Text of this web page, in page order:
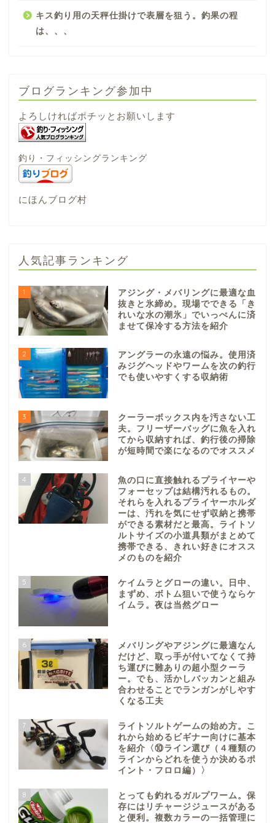
キス釣り用の天秤仕掛けで表層を狙う。釣果の程
は、、、
ブログランキング参加中
よろしければポチッとお願いします
釣り・フィッシングランキング
にほんブログ村
人気記事ランキング
1
アジング・メバリングに最適な血
抜きと氷締め。現場でできる「き
れいな水の潮氷」でいっぺんに済
ませて保冷する方法を紹介
2
アングラーの永遠の悩み。使用済
みジグヘッドやワームを次の釣行
でも使いやすくする収納術
3
クーラーボックス内を汚さない工
夫。フリーザーバッグに魚を入れ
てから収納すれば、釣行後の掃除
が短時間で楽になるのでオススメ
4
魚の口に直接触れるプライヤーや
フォーセップは結構汚れるもの。
それらを入れるプライヤーホルダ
ーは、汚れを気にせず収納と携帯
ができる素材だと最高。ライトソ
ルトサイズの小道具類がまとめて
携帯できる、きれい好きにオスス
メのものを紹介
5
ケイムラとグローの違い。日中、
まずめ、ボトム狙いで使うならケ
イムラ。夜は当然グロー
6
メバリングやアジングに最適なん
だけど、取っ手が付いてなくて持
ち運びに難ありの超小型クーラ
ー。でも、活かしバッカンと組み
合わせることでランガンがしやす
くなる工夫
7
ライトソルトゲームの始め方。こ
れから始めるビギナー向けに基本
を紹介〈⑩ライン選び（４種類の
ラインからどれを使うか決めるポ
イント・フロロ編）〉
8
とっても釣れるガルプワーム。保
存にはリチャージジュースがある
と便利。複数カラーの一括管理に